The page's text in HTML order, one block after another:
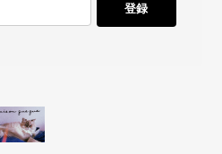
登録